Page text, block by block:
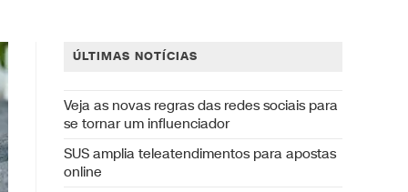
ÚLTIMAS NOTÍCIAS
Veja as novas regras das redes sociais para
se tornar um influenciador
SUS amplia teleatendimentos para apostas
online